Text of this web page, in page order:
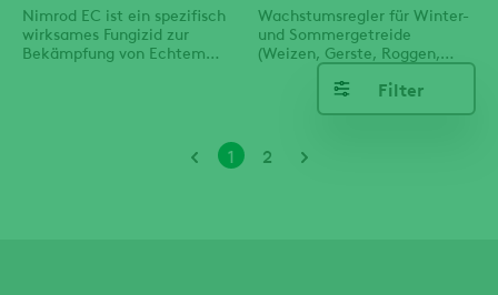
Filter
Nimrod EC ist ein spezifisch
wirksames Fungizid zur
Bekämpfung von Echtem
Mehltau (Podosphaera
(Podosphaera mors-uvae) an
Wachstumsregler für Winter-
und Sommergetreide
(Weizen, Gerste, Roggen,
Hafer, Triticale).
Aktuelle
1 Seite
2